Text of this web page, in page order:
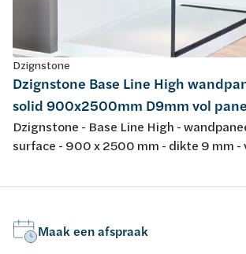
Dzignstone
Dzignstone Base Line High
solid 900x2500mm D9mm vol
Dzignstone - Base Line High -
surface - 900 x 2500 mm - dikte 9 mm -
Solid Connect
Maak een afspraak